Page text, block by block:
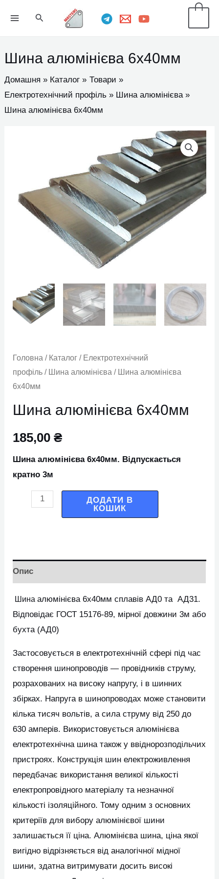
Пошук
Шина алюмінієва 6х40мм
Домашня Каталог
Товари
Електротехнічний профіль
Шина алюмінієва
Шина алюмінієва 6х40мм
Головна / Каталог / Електротехнічний
профіль / Шина алюмінієва / Шина алюмінієва
6х40мм
Шина алюмінієва 6х40мм
185,00₴
Шина алюмінієва 6х40мм. Відпускається
кратно 3м
ДОДАТИ В
КОШИК
Опис
Шинаалюмінієва 6х40мм сплавів АД0 та АД31.
Відповідає ГОСТ 15176-89, мірної довжини 3м або
бухта (АД0)
Застосовується в електротехнічній сфері під час
створення шинопроводів — провідників струму,
розрахованих на високу напругу, і в шинних
збірках. Напруга в шинопроводах може становити
кілька тисяч вольтів, а сила струму від 250 до
630 амперів. Використовується алюмінієва
електротехнічна шина також у ввіднорозподільчих
пристроях. Конструкція шин електроживлення
передбачає використання великої кількості
електропровідного матеріалу та незначної
кількості ізоляційного. Тому одним з основних
критеріїв для вибору алюмінієвої шини
залишається її ціна. Алюмінієва шина, ціна якої
вигідно відрізняється від аналогічної мідної
шини, здатна витримувати досить високі